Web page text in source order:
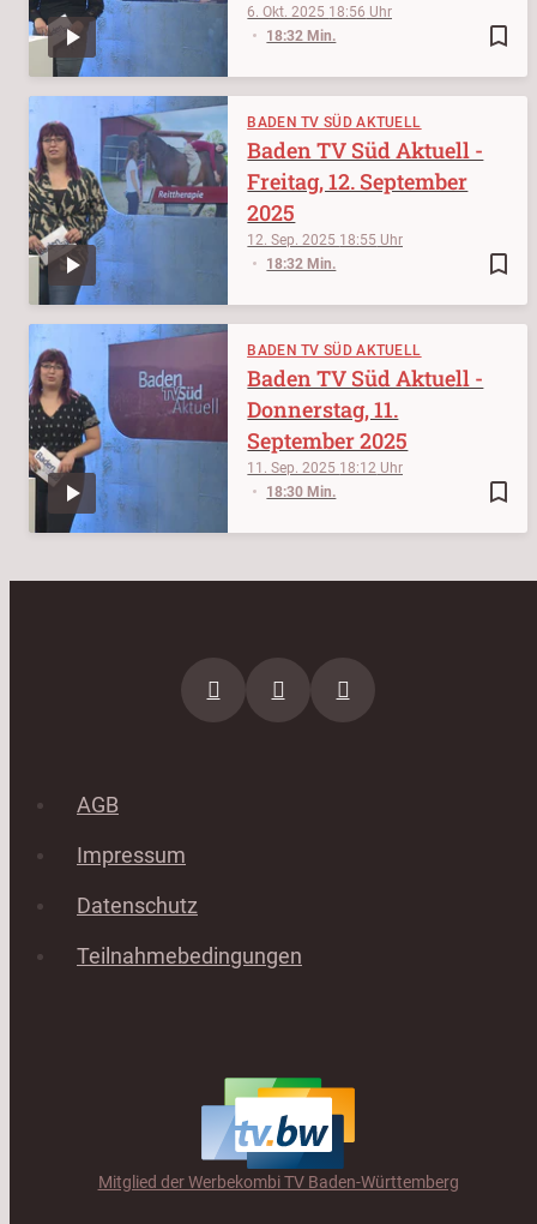
bookmark_border
6. Okt. 2025 18:56
18:32 Min.
BADEN TV SÜD AKTUELL
bookmark_border
12. Sep. 2025 18:55
18:32 Min.
Baden TV Süd Aktuell -
Freitag, 12. September
2025
BADEN TV SÜD AKTUELL
bookmark_border
11. Sep. 2025 18:12
18:30 Min.
Baden TV Süd Aktuell -
Donnerstag, 11.
September 2025
AGB
Impressum
Datenschutz
Teilnahmebedingungen
Mitglied der Werbekombi TV Baden-Württemberg